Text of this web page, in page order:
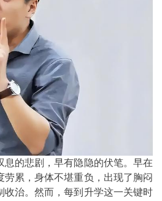
息的悲剧，早有隐隐的伏笔。早在
劳累，身体不堪重负，出现了胸闷
收治。然而，每到升学这一关键时